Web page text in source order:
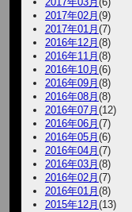
2017年02月(9)
2017年01月(7)
2016年12月(8)
2016年11月(8)
2016年10月(6)
2016年09月(8)
2016年08月(8)
2016年07月(12)
2016年06月(7)
2016年05月(6)
2016年04月(7)
2016年03月(8)
2016年02月(7)
2016年01月(8)
2015年12月(13)